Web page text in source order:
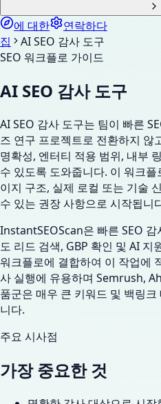
에 대한
연락하다
집
AI SEO 감사 도구
SEO 워크플로 가이드
AI SEO 감사 도구
AI SEO 감사 도구는 팀이 빠른
즈 연구 프로젝트로 전환하지 않
명확성, 엔터티 적용 범위, 내부
수 있도록 도와줍니다. 이 워크
이지 구조, 실제 로컬 또는 기술
수 있는 권장 사항으로 시작됩니
InstantSEOScan은 빠른 SEO
도 리드 검색, GBP 확인 및 AI 지
워크플로에 결합하여 이 작업에
사 실행에 유용하며 Semrush,
품군은 매우 큰 키워드 및 백링
니다.
주요 시사점
가장 중요한 것